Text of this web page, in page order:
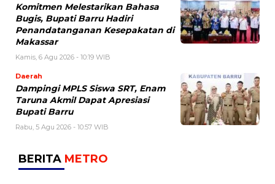
Komitmen Melestarikan Bahasa
Bugis, Bupati Barru Hadiri
Penandatanganan Kesepakatan di
Makassar
Kamis, 6 Agu 2026 - 10:19 WIB
Daerah
Dampingi MPLS Siswa SRT, Enam
Taruna Akmil Dapat Apresiasi
Bupati Barru
Rabu, 5 Agu 2026 - 10:57 WIB
BERITA METRO